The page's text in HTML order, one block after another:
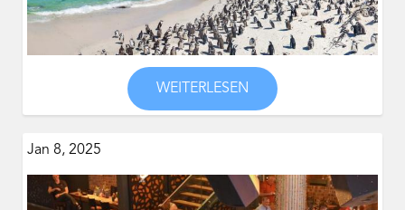
WEITERLESEN
Jan 8, 2025